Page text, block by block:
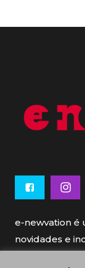
e-newvation é
novidades e